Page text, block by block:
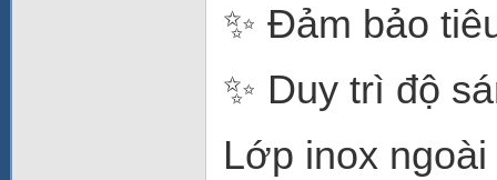
✨ Đảm bảo
✨ Duy trì độ
Lớp inox